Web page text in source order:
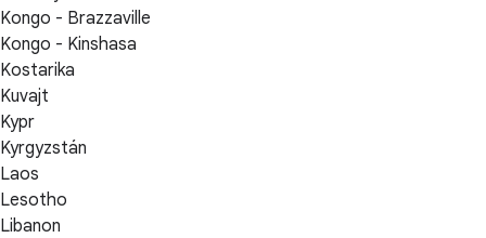
Kongo - Brazzaville
Kongo - Kinshasa
Kostarika
Kuvajt
Kypr
Kyrgyzstán
Laos
Lesotho
Libanon